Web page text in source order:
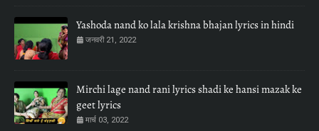
Yashoda nand ko lala krishna bhajan lyrics in hindi
जनवरी 21, 2022
Mirchi lage nand rani lyrics shadi ke hansi mazak ke
geet lyrics
मार्च 03, 2022